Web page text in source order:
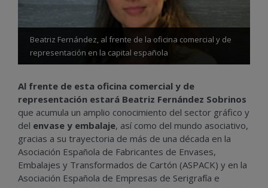
Beatriz Fernández, al frente de la oficina comercial y de
representación en la capital española
Al frente de esta oficina comercial y de
representación estará Beatriz Fernández Sobrinos
que acumula un amplio conocimiento del sector gráfico y
del envase y embalaje, así como del mundo asociativo,
gracias a su trayectoria de más de una década en la
Asociación Española de Fabricantes de Envases,
Embalajes y Transformados de Cartón (ASPACK) y en la
Asociación Española de Empresas de Serigrafía e